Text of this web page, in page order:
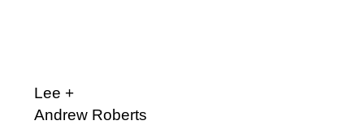
Lee +
Andrew Roberts